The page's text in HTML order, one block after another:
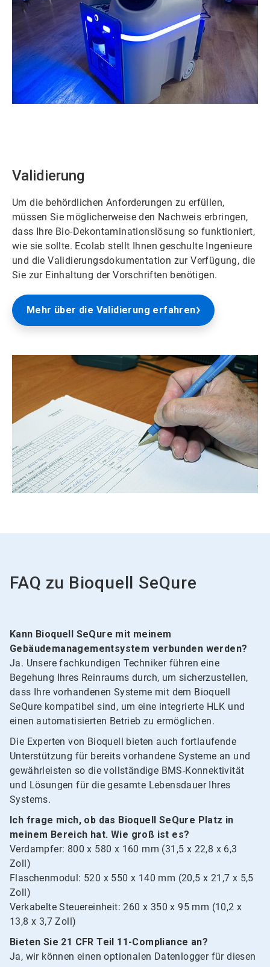
Validierung
Um die behördlichen Anforderungen zu erfüllen,
müssen Sie möglicherweise den Nachweis erbringen,
dass Ihre Bio-Dekontaminationslösung so funktioniert,
wie sie sollte. Ecolab stellt Ihnen geschulte Ingenieure
und die Validierungsdokumentation zur Verfügung, die
Sie zur Einhaltung der Vorschriften benötigen.
Mehr über die Validierung erfahren
FAQ zu Bioquell SeQure
Kann Bioquell SeQure mit meinem
Gebäudemanagementsystem verbunden werden?
Ja. Unsere fachkundigen Techniker führen eine
Begehung Ihres Reinraums durch, um sicherzustellen,
dass Ihre vorhandenen Systeme mit dem Bioquell
SeQure kompatibel sind, um eine integrierte HLK und
einen automatisierten Betrieb zu ermöglichen.
Die Experten von Bioquell bieten auch fortlaufende
Unterstützung für bereits vorhandene Systeme an und
gewährleisten so die vollständige BMS-Konnektivität
und Lösungen für die gesamte Lebensdauer Ihres
Systems.
Ich frage mich, ob das Bioquell SeQure Platz in
meinem Bereich hat. Wie groß ist es?
Verdampfer: 800 x 580 x 160 mm (31,5 x 22,8 x 6,3
Zoll)
Flaschenmodul: 520 x 550 x 140 mm (20,5 x 21,7 x 5,5
Zoll)
Verkabelte Steuereinheit: 260 x 350 x 95 mm (10,2 x
13,8 x 3,7 Zoll)
Bieten Sie 21 CFR Teil 11-Compliance an?
Ja, wir können einen optionalen Datenlogger für diesen